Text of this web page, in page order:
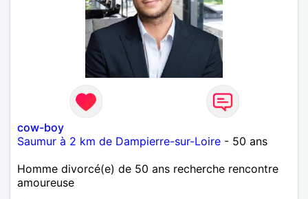
cow-boy
Saumur à 2 km de Dampierre-sur-Loire - 50 ans
Homme divorcé(e) de 50 ans recherche rencontre
amoureuse